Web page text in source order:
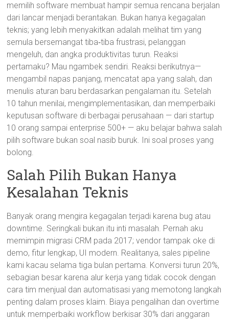
memilih software membuat hampir semua rencana berjalan
dari lancar menjadi berantakan. Bukan hanya kegagalan
teknis; yang lebih menyakitkan adalah melihat tim yang
semula bersemangat tiba‑tiba frustrasi, pelanggan
mengeluh, dan angka produktivitas turun. Reaksi
pertamaku? Mau ngambek sendiri. Reaksi berikutnya—
mengambil napas panjang, mencatat apa yang salah, dan
menulis aturan baru berdasarkan pengalaman itu. Setelah
10 tahun menilai, mengimplementasikan, dan memperbaiki
keputusan software di berbagai perusahaan — dari startup
10 orang sampai enterprise 500+ — aku belajar bahwa salah
pilih software bukan soal nasib buruk. Ini soal proses yang
bolong.
Salah Pilih Bukan Hanya
Kesalahan Teknis
Banyak orang mengira kegagalan terjadi karena bug atau
downtime. Seringkali bukan itu inti masalah. Pernah aku
memimpin migrasi CRM pada 2017; vendor tampak oke di
demo, fitur lengkap, UI modern. Realitanya, sales pipeline
kami kacau selama tiga bulan pertama. Konversi turun 20%,
sebagian besar karena alur kerja yang tidak cocok dengan
cara tim menjual dan automatisasi yang memotong langkah
penting dalam proses klaim. Biaya pengalihan dan overtime
untuk memperbaiki workflow berkisar 30% dari anggaran